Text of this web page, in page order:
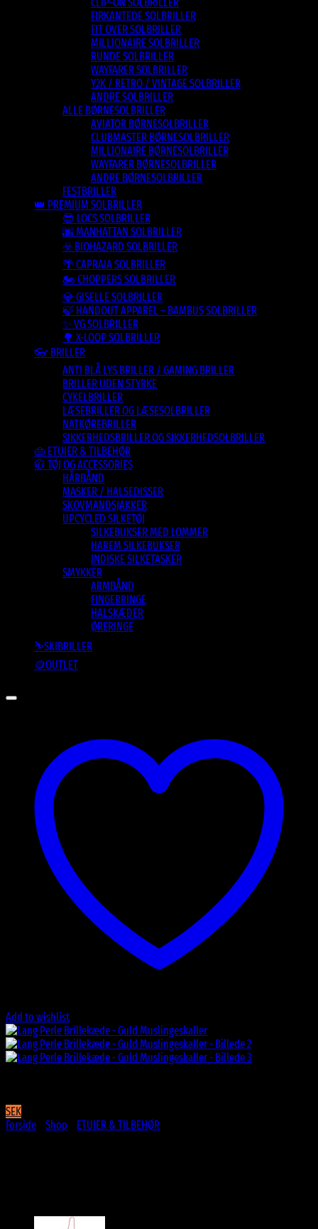
FIRKANTEDE SOLBRILLER
FIT OVER SOLBRILLER
MILLIONAIRE SOLBRILLER
RUNDE SOLBRILLER
WAYFARER SOLBRILLER
Y2K / RETRO / VINTAGE SOLBRILLER
ANDRE SOLBRILLER
ALLE BØRNESOLBRILLER
AVIATOR BØRNESOLBRILLER
CLUBMASTER BØRNESOLBRILLER
MILLIONAIRE BØRNESOLBRILLER
WAYFARER BØRNESOLBRILLER
ANDRE BØRNESOLBRILLER
FESTBRILLER
👑 PREMIUM SOLBRILLER
😎 LOCS SOLBRILLER
🌆 MANHATTAN SOLBRILLER
☣️ BIOHAZARD SOLBRILLER
🌴 CAPRAIA SOLBRILLER
🏍️ CHOPPERS SOLBRILLER
💎 GISELLE SOLBRILLER
🍃 HANDOUT APPAREL – BAMBUS SOLBRILLER
✨ VG SOLBRILLER
🌳 X-LOOP SOLBRILLER
👓 BRILLER
ANTI BLÅ LYS BRILLER / GAMING BRILLER
BRILLER UDEN STYRKE
CYKELBRILLER
LÆSEBRILLER OG LÆSESOLBRILLER
NATKØREBRILLER
SIKKERHEDSBRILLER OG SIKKERHEDSOLBRILLER
👜 ETUIER & TILBEHØR
🧥 TØJ OG ACCESSORIES
HÅRBÅND
MASKER / HALSEDISSER
SKOVMANDSJAKKER
UPCYCLED SILKETØJ
SILKEBUKSER MED LOMMER
HAREM SILKEBUKSER
INDISKE SILKETASKER
SMYKKER
ARMBÅND
FINGERRINGE
HALSKÆDER
ØRERINGE
⛷️SKIBRILLER
🪙OUTLET
Add to wishlist
SEK
Forside
Shop ETUIER & TILBEHØR